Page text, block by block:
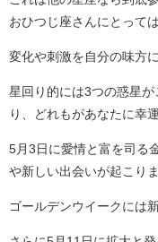
おひつじ座さんにとって
変化や刺激を自分の味方
星回り的には3つの惑星
り、どれもがあなたに幸
5月3日に愛情と富を司る
や新しい出会いが起こりま
ゴールデンウイークには